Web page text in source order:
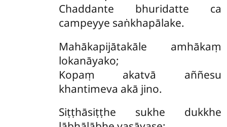
Chaddante bhuridatte ca
campeyye saṅkhapālake.
Mahākapijātakāle amhākaṃ
lokanāyako;
Kopaṃ akatvā aññesu
khantimeva akā jino.
Siṭṭhāsiṭṭhe sukhe dukkhe